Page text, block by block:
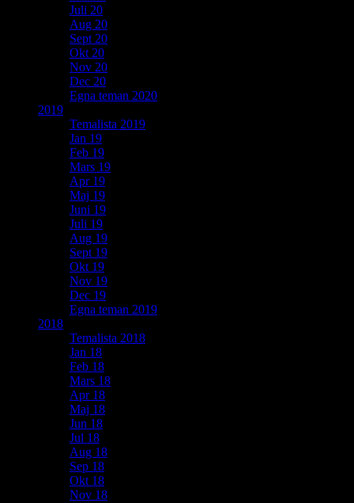
Juli 20
Aug 20
Sept 20
Okt 20
Nov 20
Dec 20
Egna teman 2020
2019
Temalista 2019
Jan 19
Feb 19
Mars 19
Apr 19
Maj 19
Juni 19
Juli 19
Aug 19
Sept 19
Okt 19
Nov 19
Dec 19
Egna teman 2019
2018
Temalista 2018
Jan 18
Feb 18
Mars 18
Apr 18
Maj 18
Jun 18
Jul 18
Aug 18
Sep 18
Okt 18
Nov 18